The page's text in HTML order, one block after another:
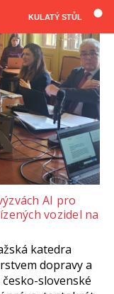
KULATÝ STŮL
AI pro
vozidel na
katedra
dopravy a
česko-slovenské